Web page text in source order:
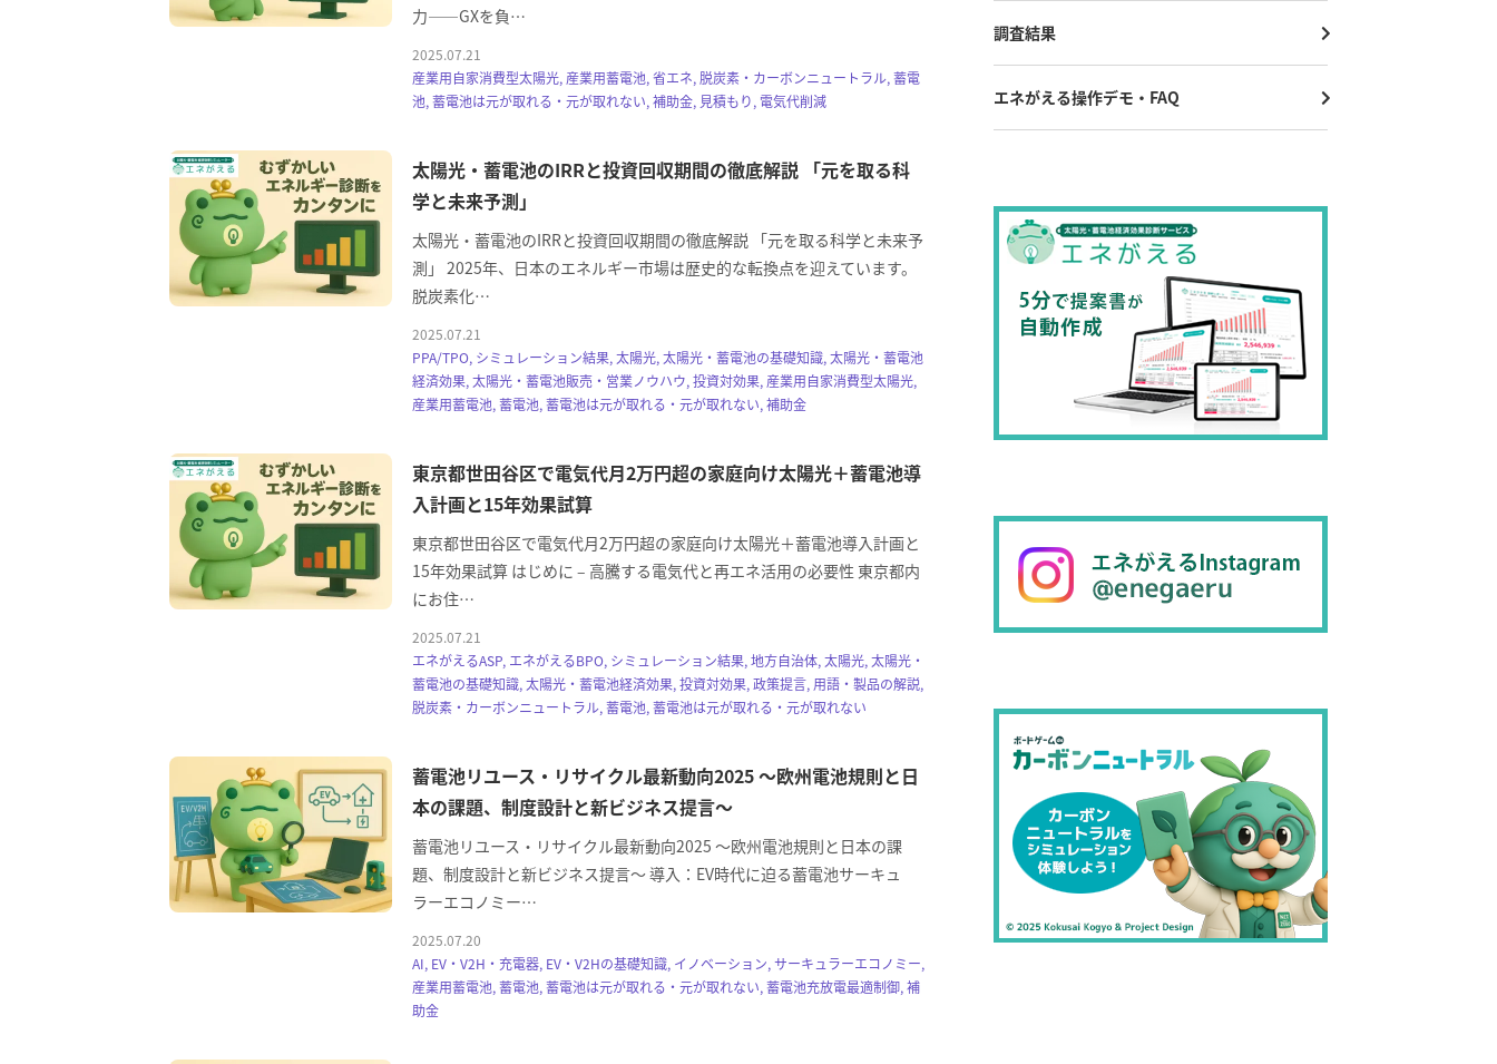
力——GXを負…
2025.07.21
産業用自家消費型太陽光, 産業用蓄電池, 省エネ, 脱炭素・カーボンニュートラル, 蓄電
池, 蓄電池は元が取れる・元が取れない, 補助金, 見積もり, 電気代削減
太陽光・蓄電池のIRRと投資回収期間の徹底解説 「元を取る科
学と未来予測」
太陽光・蓄電池のIRRと投資回収期間の徹底解説 「元を取る科学と未来予
測」 2025年、日本のエネルギー市場は歴史的な転換点を迎えています。
脱炭素化…
2025.07.21
PPA/TPO, シミュレーション結果, 太陽光, 太陽光・蓄電池の基礎知識, 太陽光・蓄電池
経済効果, 太陽光・蓄電池販売・営業ノウハウ, 投資対効果, 産業用自家消費型太陽光,
産業用蓄電池, 蓄電池, 蓄電池は元が取れる・元が取れない, 補助金
東京都世田谷区で電気代月2万円超の家庭向け太陽光＋蓄電池導
入計画と15年効果試算
東京都世田谷区で電気代月2万円超の家庭向け太陽光＋蓄電池導入計画と
15年効果試算 はじめに – 高騰する電気代と再エネ活用の必要性 東京都内
にお住…
2025.07.21
エネがえるASP, エネがえるBPO, シミュレーション結果, 地方自治体, 太陽光, 太陽光・
蓄電池の基礎知識, 太陽光・蓄電池経済効果, 投資対効果, 政策提言, 用語・製品の解説,
脱炭素・カーボンニュートラル, 蓄電池, 蓄電池は元が取れる・元が取れない
蓄電池リユース・リサイクル最新動向2025 ～欧州電池規則と日
本の課題、制度設計と新ビジネス提言～
蓄電池リユース・リサイクル最新動向2025 ～欧州電池規則と日本の課
題、制度設計と新ビジネス提言～ 導入：EV時代に迫る蓄電池サーキュ
ラーエコノミー…
2025.07.20
AI, EV・V2H・充電器, EV・V2Hの基礎知識, イノベーション, サーキュラーエコノミー,
産業用蓄電池, 蓄電池, 蓄電池は元が取れる・元が取れない, 蓄電池充放電最適制御, 補
助金
調査結果
エネがえる操作デモ・FAQ